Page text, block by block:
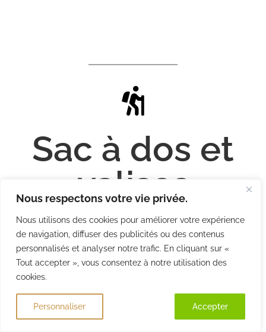
Nous respectons votre vie privée.
Nous utilisons des cookies pour améliorer votre expérience
de navigation, diffuser des publicités ou des contenus
personnalisés et analyser notre trafic. En cliquant sur «
Tout accepter », vous consentez à notre utilisation des
cookies.
Personnaliser Accepter
Sac à dos et
valises